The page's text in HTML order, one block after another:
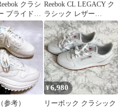
クラシ
プライドエ
27.5cm
Reebok CL LEGACY ク
ラシック レザー
FY7553
参考）
¥6,980
リーボック クラシック